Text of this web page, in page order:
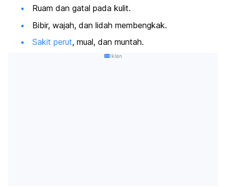
Ruam dan gatal pada kulit.
Bibir, wajah, dan lidah membengkak.
Sakit perut, mual, dan muntah.
Iklan